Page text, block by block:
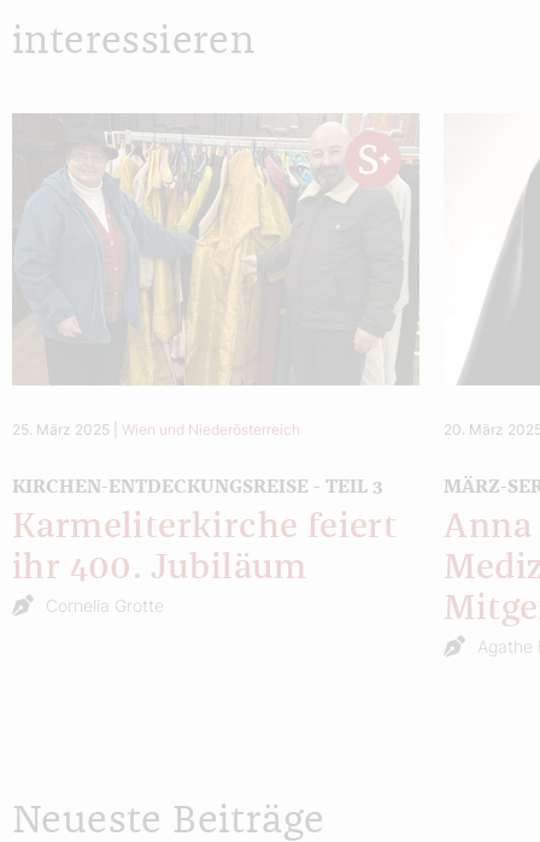
interessieren
25. März 2025 Wien und Niederösterreich
KIRCHEN-ENTDECKUNGSREISE - TEIL 3
Karmeliterkirche feiert
ihr 400. Jubiläum
Cornelia Grotte
20. März
MÄRZ-
Anna
Agathe
Neueste Beiträge